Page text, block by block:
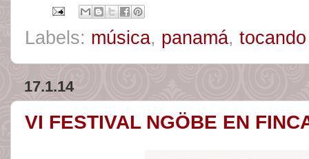
Labels: música, panamá,
17.1.14
VI FESTIVAL NGÖBE EN